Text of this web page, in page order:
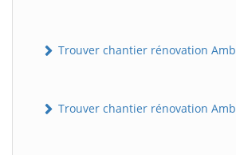
Trouver chantier rénovation
Trouver chantier rénovation